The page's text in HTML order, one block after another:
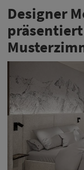
Designer